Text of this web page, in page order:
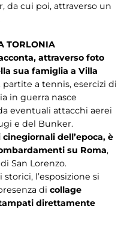
da cui poi, attraverso un
TORLONIA
attraverso foto
sua famiglia a Villa
a tennis, esercizi di
in guerra nasce
eventuali attacchi aerei
e del Bunker.
dell’epoca, è
su Roma,
San Lorenzo.
l’esposizione si
di collage
direttamente